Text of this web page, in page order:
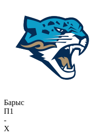
Барыс
П1
-
X